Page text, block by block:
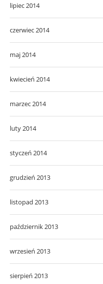
lipiec 2014
czerwiec 2014
maj 2014
kwiecień 2014
marzec 2014
luty 2014
styczeń 2014
grudzień 2013
listopad 2013
październik 2013
wrzesień 2013
sierpień 2013